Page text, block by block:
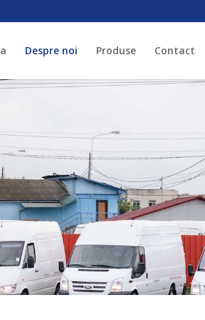
Despre noi Produse Contact